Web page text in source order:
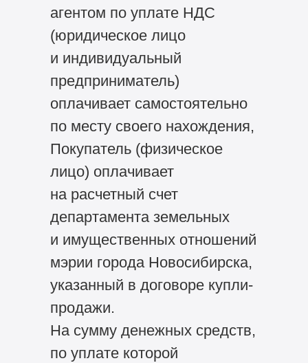
агентом по уплате НДС
(юридическое лицо
и индивидуальный
предприниматель)
оплачивает самостоятельно
по месту своего нахождения,
Покупатель (физическое
лицо) оплачивает
на расчетный счет
департамента земельных
и имущественных отношений
мэрии города Новосибирска,
указанный в договоре купли-
продажи.
На сумму денежных средств,
по уплате которой